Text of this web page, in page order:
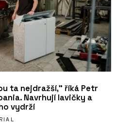
ta nejdražší,” říká Petr
Navrhují lavičky a
vydrží